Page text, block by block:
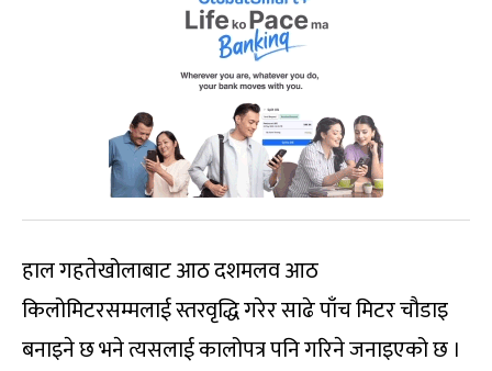
हाल गहतेखोलाबाट आठ दशमलव आठ
किलोमिटरसम्मलाई स्तरवृद्धि गरेर साढे पाँच मिटर चौडाइ
बनाइने छ भने त्यसलाई कालोपत्र पनि गरिने जनाइएको छ ।